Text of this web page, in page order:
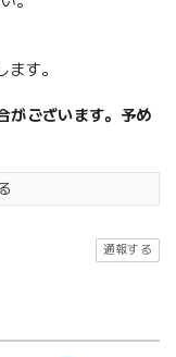
す。
がございます。予め
通報する